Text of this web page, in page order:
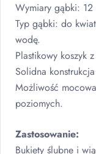
Wymiary gąbki:
Typ gąbki: do
wodę.
Plastikowy koszyk
Solidna
Możliwość
poziomych.
Zastosowanie:
Bukiety ślubne i